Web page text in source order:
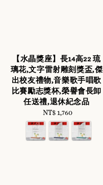
【水晶獎座】長14高22 琉
璃花,文字雷射雕刻獎盃,傑
出校友禮物,音樂歌手唱歌
比賽勵志獎杯,榮譽會長卸
任送禮,退休紀念品
Regular
price
NT$ 1,760